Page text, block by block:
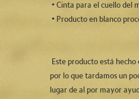
• Cinta para el cuello del
• Producto en blanco
por lo que tardamos un
lugar de al por mayor